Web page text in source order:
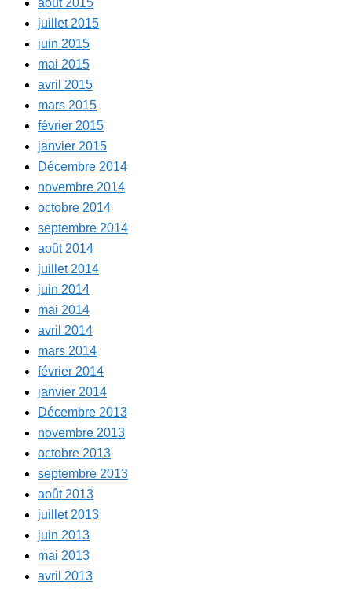
août 2015
juillet 2015
juin 2015
mai 2015
avril 2015
mars 2015
février 2015
janvier 2015
Décembre 2014
novembre 2014
octobre 2014
septembre 2014
août 2014
juillet 2014
juin 2014
mai 2014
avril 2014
mars 2014
février 2014
janvier 2014
Décembre 2013
novembre 2013
octobre 2013
septembre 2013
août 2013
juillet 2013
juin 2013
mai 2013
avril 2013